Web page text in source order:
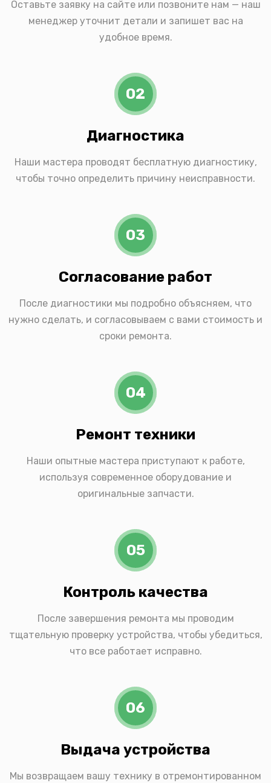
Оставьте заявку на сайте или позвоните нам — наш
менеджер уточнит детали и запишет вас на
удобное время.
02
Диагностика
Наши мастера проводят бесплатную диагностику,
чтобы точно определить причину неисправности.
03
Согласование работ
После диагностики мы подробно объясняем, что
нужно сделать, и согласовываем с вами стоимость и
сроки ремонта.
04
Ремонт техники
Наши опытные мастера приступают к работе,
используя современное оборудование и
оригинальные запчасти.
05
Контроль качества
После завершения ремонта мы проводим
тщательную проверку устройства, чтобы убедиться,
что все работает исправно.
06
Выдача устройства
Мы возвращаем вашу технику в отремонтированном